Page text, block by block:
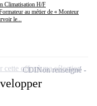
Climatisation H/F
au métier de « Monteur
le...
CDINon renseigné
cette offre à ma sélection